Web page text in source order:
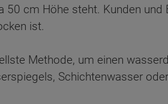
cm Höhe steht. Kunden
ist.
Methode, um einen
Schichtenwasser